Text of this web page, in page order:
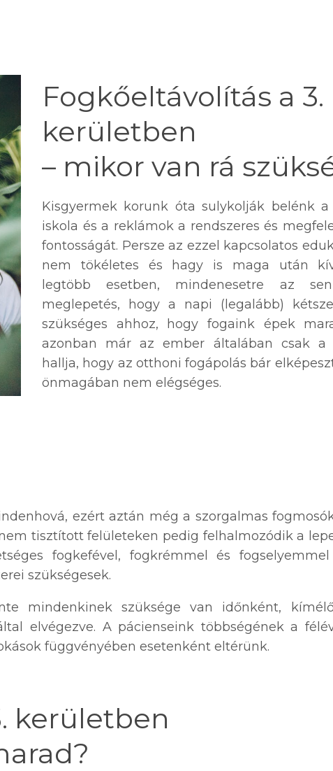
Fogkőeltávolítás a 3.
kerületben
– mikor van rá
Kisgyermek korunk óta sulykolják belénk a
iskola és a reklámok a rendszeres és
fontosságát. Persze az ezzel kapcsolatos
nem tökéletes és hagy is maga után
legtöbb esetben, mindenesetre az
meglepetés, hogy a napi (legalább)
szükséges ahhoz, hogy fogaink épek
azonban már az ember általában csak a
hallja, hogy az otthoni fogápolás bár
önmagában nem elégséges.
ezért aztán még a szorgalmas
tisztított felületeken pedig felhalmozódik a
fogkefével, fogkrémmel és
szükségesek.
mindenkinek szüksége van időnként,
elvégezve. A pácienseink többségének a
függvényében esetenként eltérünk.
kerületben